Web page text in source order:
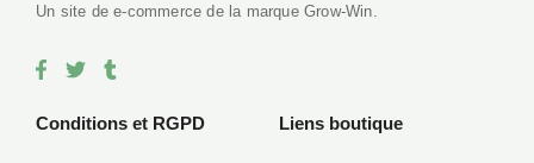
Un site de e-commerce de la marque Grow-Win.
F
a
e
T
w
t
T
u
b
Conditions et RGPD Liens boutique